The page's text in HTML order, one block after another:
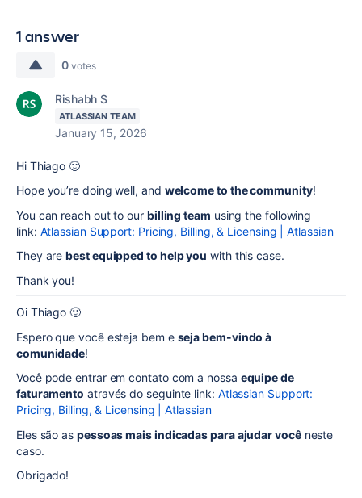
1 answer
0 votes
Rishabh S
ATLASSIAN TEAM
January 15, 2026
Hi Thiago 🙂
Hope you’re doing well, and welcome to the community!
You can reach out to our billing team using the following
link: Atlassian Support: Pricing, Billing, & Licensing | Atlassian
They arebest equipped to help you with this case.
Thank you!
Oi Thiago 🙂
Espero que você esteja bem e seja bem-vindo à
comunidade!
Você pode entrar em contato com a nossa equipe de
faturamento através do seguinte link: Atlassian Support:
Pricing, Billing, & Licensing | Atlassian
Eles são as pessoas mais indicadas para ajudar vocêneste
caso.
Obrigado!